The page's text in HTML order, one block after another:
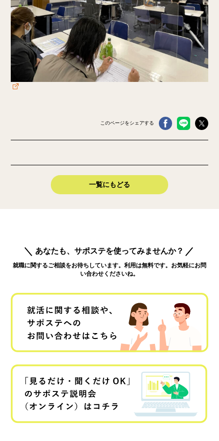
このページをシェアする
一覧にもどる
あなたも、サポステを使ってみませんか？
就職に関するご相談をお待ちしています。利用は無料です。お気軽にお問
い合わせくださいね。